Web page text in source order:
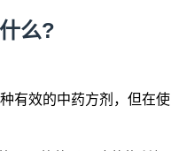
么?
有效的中药方剂，但在使